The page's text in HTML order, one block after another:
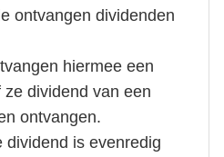
ontvangen dividenden
hiermee een
dividend van een
ontvangen.
is evenredig